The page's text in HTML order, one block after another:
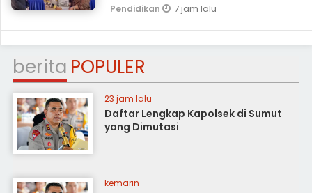
Pendidikan 7 jam lalu
berita POPULER
23 jam lalu
Daftar Lengkap Kapolsek di Sumut
yang Dimutasi
kemarin